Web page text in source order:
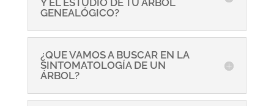
Y EL ESTUDIO DE TU ÁRBOL
GENEALÓGICO?
¿QUE VAMOS A BUSCAR EN LA
SINTOMATOLOGÍA DE UN
ÁRBOL?